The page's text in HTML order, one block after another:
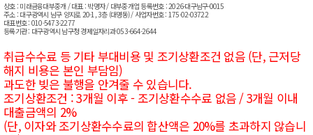
상호 : 미래금융대부중개 / 대표 : 박명자 / 대부중개업 등록번호 : 2026-대구남구-0015
주소 : 대구광역시 남구 양지로 20-1, 3층 (대명동) / 사업자번호 : 175-02-03722
대표번호 : 010-5473-2277
등록기관 : 대구광역시 남구청 경제일자리과 053-664-2644
취급수수료 등 기타 부대비용 및 조기상환조건 없음 (단, 근저당
해지 비용은 본인 부담임)
과도한 빚은 불행을 안겨줄 수 있습니다.
조기상환조건 : 3개월 이후 - 조기상환수수료 없음 / 3개월 이내
대출금액의 2%
(단, 이자와 조기상환수수료의 합산액은 20%를 초과하지 않습니